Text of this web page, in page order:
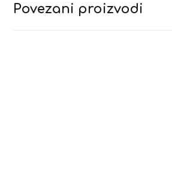
Povezani proizvodi